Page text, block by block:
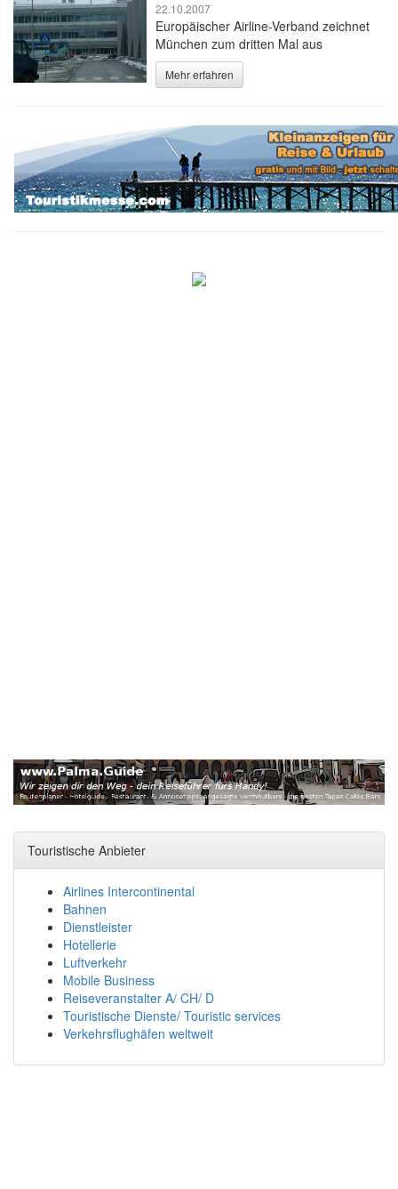
22.10.2007
Europäischer Airline-Verband zeichnet
München zum dritten Mal aus
Mehr erfahren
Touristische Anbieter
Airlines Intercontinental
Bahnen
Dienstleister
Hotellerie
Luftverkehr
Mobile Business
Reiseveranstalter A/ CH/ D
Touristische Dienste/ Touristic services
Verkehrsflughäfen weltweit